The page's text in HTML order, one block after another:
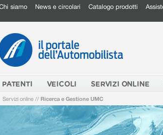
siamo News e circolari Catalogo prodotti
PATENTI VEICOLI SERVIZI ONLINE
Servizi online // Ricerca e Gestione UMC